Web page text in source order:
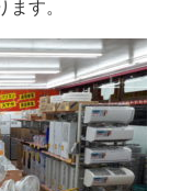
ます。